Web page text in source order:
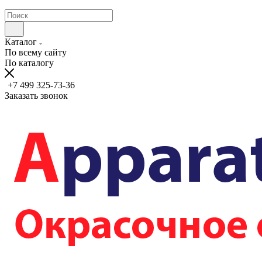
Каталог
По всему сайту
По каталогу
+7 499 325-73-36
Заказать звонок